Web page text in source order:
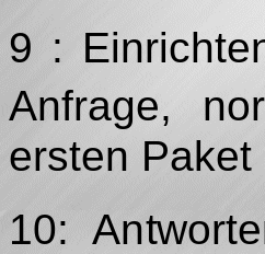
9 :
Anfrage,
ersten Paket
10: